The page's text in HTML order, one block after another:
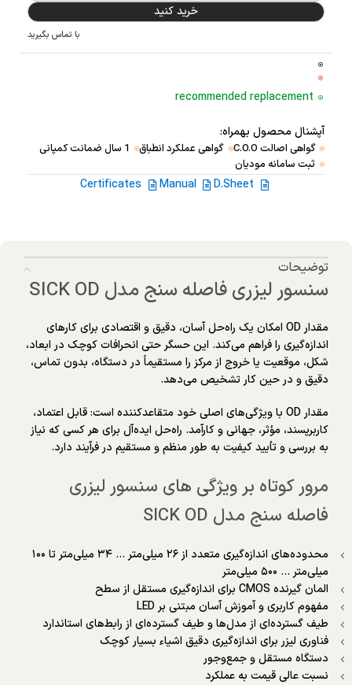
خرید کنید
با تماس بگیرید
recommended replacement
آپشنال محصول بهمراه:
گواهی اصالت C.O.O گواهی عملکرد انطباق
1 سال ضمانت کمپانی
ثبت سامانه مودیان
D.Sheet
Manual
Certificates
توضیحات
سنسور لیزری فاصله سنج مدل SICK OD
مقدار OD امکان یک راه‌حل آسان، دقیق و اقتصادی برای کارهای
اندازه‌گیری را فراهم می‌کند. این حسگر حتی انحرافات کوچک در ابعاد،
شکل، موقعیت یا خروج از مرکز را مستقیماً در دستگاه، بدون تماس،
دقیق و در حین کار تشخیص می‌دهد.
مقدار OD با ویژگی‌های اصلی خود متقاعدکننده است: قابل اعتماد،
کاربرپسند، مؤثر، جهانی و کارآمد. راه‌حل ایده‌آل برای هر کسی که نیاز
به بررسی و تأیید کیفیت به طور منظم و مستقیم در فرآیند دارد.
مرور کوتاه بر ویژگی های سنسور لیزری
فاصله سنج مدل SICK OD
محدوده‌های اندازه‌گیری متعدد از ۲۶ میلی‌متر … ۳۴ ​​میلی‌متر تا ۱۰۰
میلی‌متر … ۵۰۰ میلی‌متر
المان گیرنده CMOS برای اندازه‌گیری مستقل از سطح
مفهوم کاربری و آموزش آسان مبتنی بر LED
طیف گسترده‌ای از مدل‌ها و طیف گسترده‌ای از رابط‌های استاندارد
فناوری لیزر برای اندازه‌گیری دقیق اشیاء بسیار کوچک
دستگاه مستقل و جمع‌وجور
نسبت عالی قیمت به عملکرد